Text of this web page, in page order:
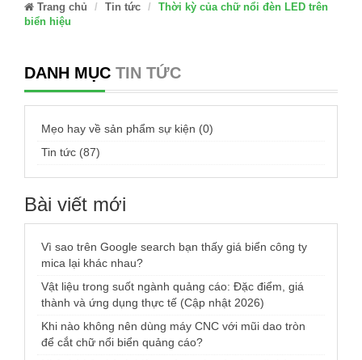
Trang chủ Tin tức
Thời kỳ của chữ nổi đèn LED trên
biển hiệu
DANH MỤC TIN TỨC
Mẹo hay về sản phẩm sự kiện (0)
Tin tức (87)
Bài viết mới
Vì sao trên Google search bạn thấy giá biển công ty
mica lại khác nhau?
Vật liệu trong suốt ngành quảng cáo: Đặc điểm, giá
thành và ứng dụng thực tế (Cập nhật 2026)
Khi nào không nên dùng máy CNC với mũi dao tròn
để cắt chữ nổi biển quảng cáo?